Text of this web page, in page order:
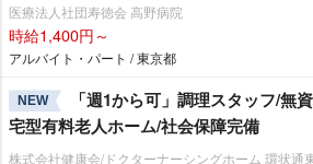
医療法人社団寿徳会 高野病院
時給1,400円～
アルバイト・パート / 東京都
NEW
「週1から可」調理スタッフ/無
宅型有料老人ホーム/社会保障完備
株式会社健康会/ドクターナーシングホーム 環状通